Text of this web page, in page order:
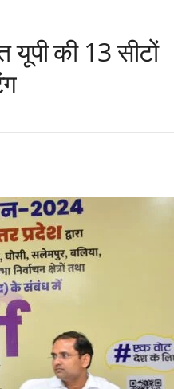
यूपी की 13 सीटों